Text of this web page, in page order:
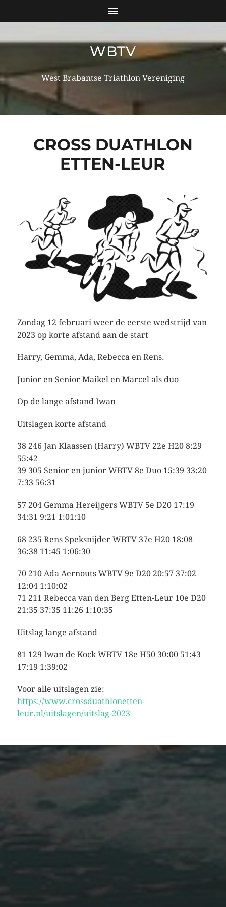
WBTV
West Brabantse Triathlon Vereniging
CROSS DUATHLON
ETTEN-LEUR
Zondag 12 februari weer de eerste wedstrijd van
2023 op korte afstand aan de start
Harry, Gemma, Ada, Rebecca en Rens.
Junior en Senior Maikel en Marcel als duo
Op de lange afstand Iwan
Uitslagen korte afstand
38 246 Jan Klaassen (Harry) WBTV 22e H20 8:29
55:42
39 305 Senior en junior WBTV 8e Duo 15:39 33:20
7:33 56:31
57 204 Gemma Hereijgers WBTV 5e D20 17:19
34:31 9:21 1:01:10
68 235 Rens Speksnijder WBTV 37e H20 18:08
36:38 11:45 1:06:30
70 210 Ada Aernouts WBTV 9e D20 20:57 37:02
12:04 1:10:02
71 211 Rebecca van den Berg Etten-Leur 10e D20
21:35 37:35 11:26 1:10:35
Uitslag lange afstand
81 129 Iwan de Kock WBTV 18e H50 30:00 51:43
17:19 1:39:02
Voor alle uitslagen zie:
https://www.crossduathlonetten-
leur.nl/uitslagen/uitslag-2023
ONZE SPONSORS